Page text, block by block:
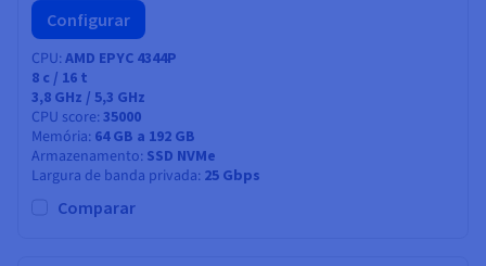
Configurar
CPU AMD EPYC 4344P
8 c / 16 t
3,8 GHz / 5,3 GHz
CPU score 35000
Memória 64 GB a 192 GB
Armazenamento SSD NVMe
Largura de banda privada 25 Gbps
Comparar